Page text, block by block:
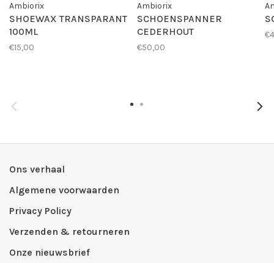
Ambiorix
SHOEWAX TRANSPARANT
100ML
€15,00
Ambiorix
SCHOENSPANNER
CEDERHOUT
€50,00
Ons verhaal
Algemene voorwaarden
Privacy Policy
Verzenden & retourneren
Onze nieuwsbrief